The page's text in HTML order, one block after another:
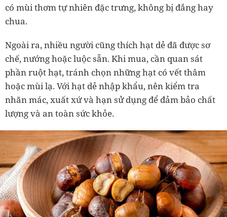
có mùi thơm tự nhiên đặc trưng, không bị đắng hay
chua.
Ngoài ra, nhiều người cũng thích hạt dẻ đã được sơ
chế, nướng hoặc luộc sẵn. Khi mua, cần quan sát
phần ruột hạt, tránh chọn những hạt có vết thâm
hoặc mùi lạ. Với hạt dẻ nhập khẩu, nên kiểm tra
nhãn mác, xuất xứ và hạn sử dụng để đảm bảo chất
lượng và an toàn sức khỏe.